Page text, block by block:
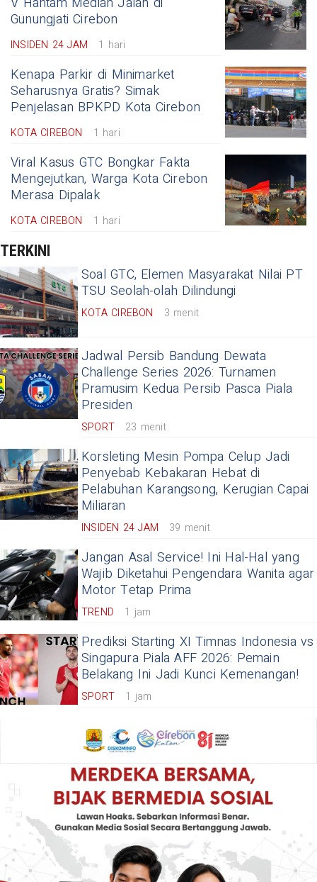
Gunungjati Cirebon
INSIDEN 24 JAM 1 hari
Kenapa Parkir di Minimarket
Seharusnya Gratis? Simak
Penjelasan BPKPD Kota Cirebon
KOTA CIREBON 1 hari
Viral Kasus GTC Bongkar Fakta
Mengejutkan, Warga Kota Cirebon
Merasa Dipalak
KOTA CIREBON 1 hari
TERKINI
Soal GTC, Elemen Masyarakat Nilai PT
TSU Seolah-olah Dilindungi
KOTA CIREBON 3 menit
Jadwal Persib Bandung Dewata
Challenge Series 2026: Turnamen
Pramusim Kedua Persib Pasca Piala
Presiden
SPORT 23 menit
Korsleting Mesin Pompa Celup Jadi
Penyebab Kebakaran Hebat di
Pelabuhan Karangsong, Kerugian Capai
Miliaran
INSIDEN 24 JAM 39 menit
Jangan Asal Service! Ini Hal-Hal yang
Wajib Diketahui Pengendara Wanita agar
Motor Tetap Prima
TREND 1 jam
Prediksi Starting XI Timnas Indonesia vs
Singapura Piala AFF 2026: Pemain
Belakang Ini Jadi Kunci Kemenangan!
SPORT 1 jam